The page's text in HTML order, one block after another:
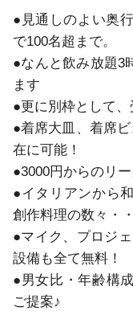
●見通しのよい奥
で100名超まで。
●なんと飲み放題3
ます
●更に別枠として、
●着席大皿、着席
在に可能！
●3000円からのリ
●イタリアンから
創作料理の数々・・
●マイク、プロジ
設備も全て無料！
●男女比・年齢構
ご提案♪